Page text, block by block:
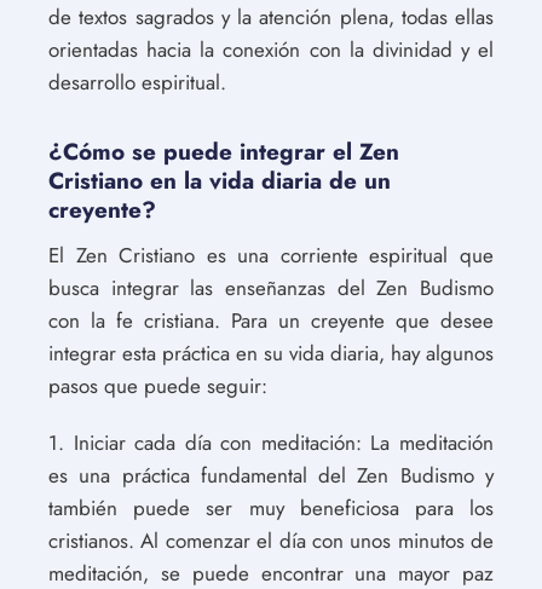
de textos sagrados y la atención plena, todas ellas
orientadas hacia la conexión con la divinidad y el
desarrollo espiritual.
¿Cómo se puede integrar el Zen
Cristiano en la vida diaria de un
creyente?
El Zen Cristiano es una corriente espiritual que
busca integrar las enseñanzas del Zen Budismo
con la fe cristiana. Para un creyente que desee
integrar esta práctica en su vida diaria, hay algunos
pasos que puede seguir:
1. Iniciar cada día con meditación: La meditación
es una práctica fundamental del Zen Budismo y
también puede ser muy beneficiosa para los
cristianos. Al comenzar el día con unos minutos de
meditación, se puede encontrar una mayor paz